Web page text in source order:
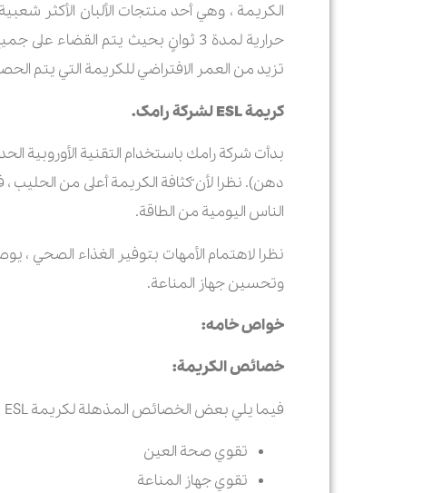
حرارية لمدة 3 ثوانٍ بحيث يتم
تزيد من العمر الافتراضي للكريمة التي يتم
كريمةESLلشرکة رامک.
دهن). نظرا لأن ّکثافة الكريمة أعلى من الحليب
الناس اليومية من الطاقة.
نظرا لاهتمام الأمهات بتوفير الغذاء الصحي ،
وتحسين جهاز المناعة.
خواص خامه:
خصائص الكريمة:
فيما يلي بعض الخصائص المذهلة لكريمة ESL لشرکة رامك:
تقوي صحة العين
تقوي جهاز المناعة